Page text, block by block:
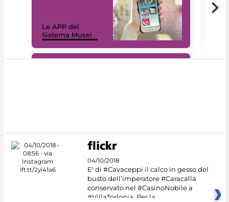
Le APP del
Sistema Musei
04/10/2018
E' di #Cavaceppi il calco in gesso del
busto dell’imperatore #Caracalla
conservato nel #CasinoNobile a
#VillaTorlonia. Per la